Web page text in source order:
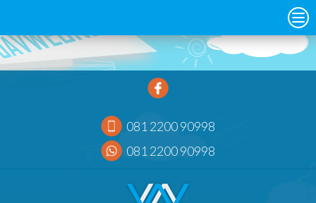
081 2200 90998
081 2200 90998